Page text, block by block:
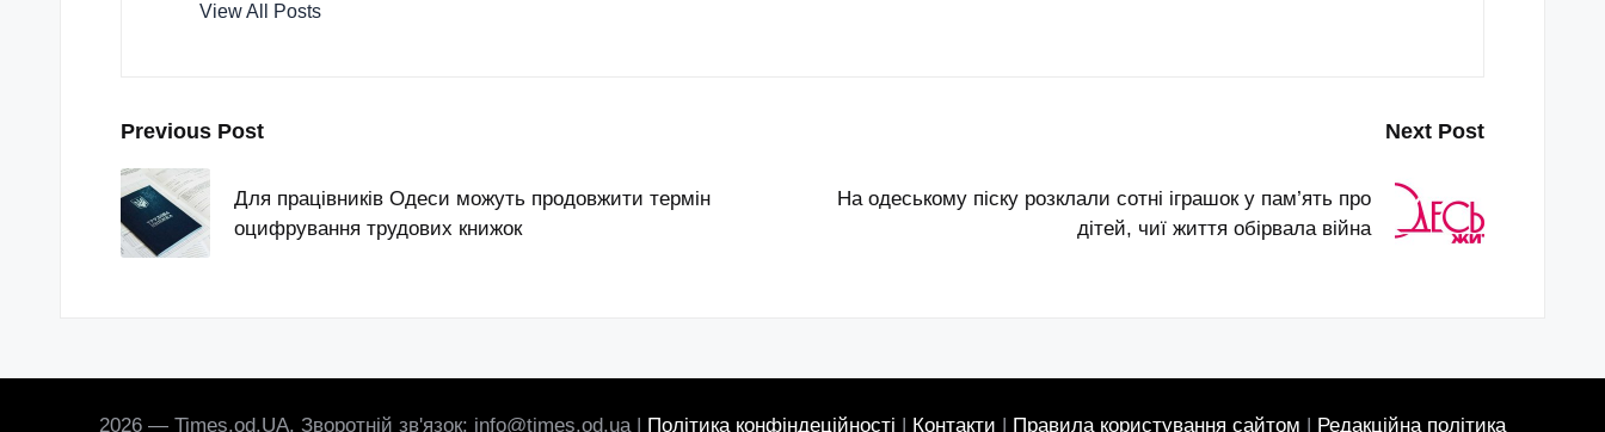
View All Posts
Post
navigation
Previous Post
Для працівників Одеси можуть продовжити термін
оцифрування трудових книжок
Next Post
На одеському піску розклали сотні іграшок у пам’ять про
дітей, чиї життя обірвала війна
2026 — Times.od.UA. Зворотній зв'язок: info@times.od.ua | Політика конфіндеційності Контакти Правила користування сайтом Редакційна політика